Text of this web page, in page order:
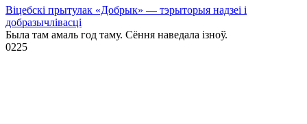
Віцебскі прытулак «‎Добрык»‎ — тэрыторыя надзеі і
добразычлівасці
Была там амаль год таму. Сёння наведала ізноў.
0225